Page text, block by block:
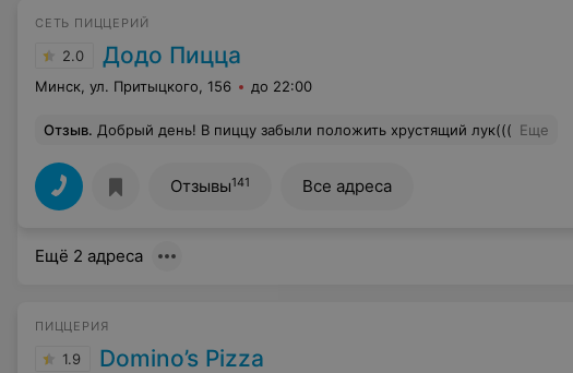
СЕТЬ ПИЦЦЕРИЙ
2.0 Додо Пицца
Минск, ул. Притыцкого, 156 до 22:00
Отзыв. Добрый день! В пиццу забыли положить хрустящий лук((( Еще
Отзывы141 Все адреса
Ещё 2 адреса
ПИЦЦЕРИЯ
1.9 Domino’s Pizza